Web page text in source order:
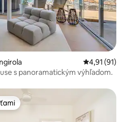
Priemerné
4,91 (91)
s panoramatickým výhľadom.